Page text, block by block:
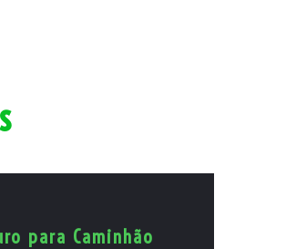
para Caminhão